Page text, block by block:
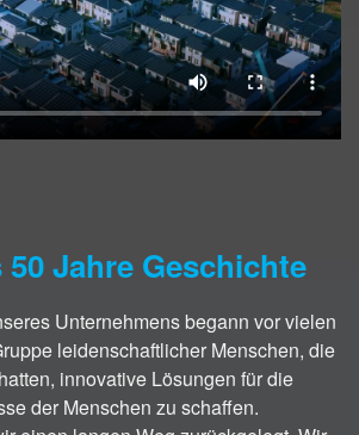
50 Jahre Geschichte
Unternehmens begann vor vielen
leidenschaftlicher Menschen, die
innovative Lösungen für die
der Menschen zu schaffen.